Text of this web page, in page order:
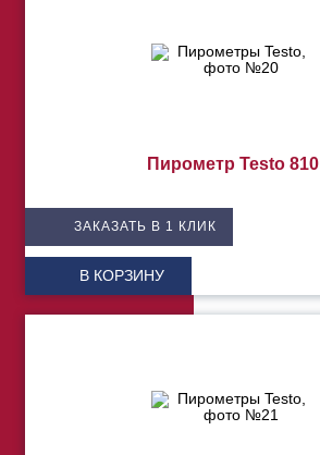
Пирометр Testo 810
ЗАКАЗАТЬ В 1 КЛИК
В КОРЗИНУ